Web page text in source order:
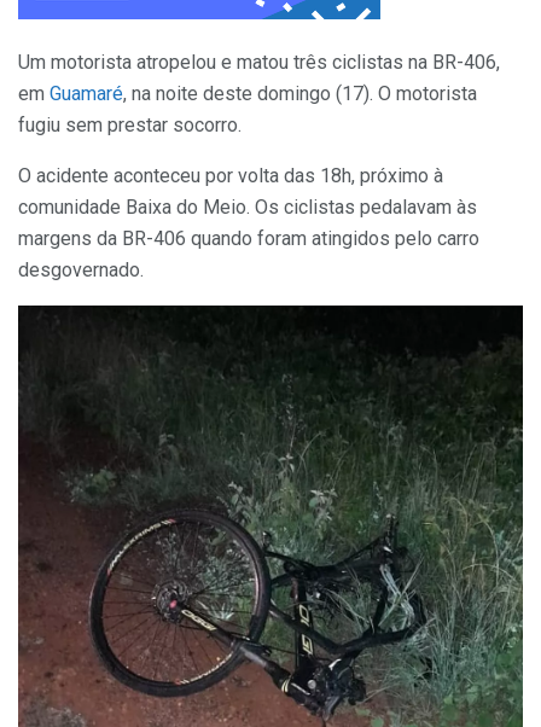
Um motorista atropelou e matou três ciclistas na BR-406,
em Guamaré, na noite deste domingo (17). O motorista
fugiu sem prestar socorro.
O acidente aconteceu por volta das 18h, próximo à
comunidade Baixa do Meio. Os ciclistas pedalavam às
margens da BR-406 quando foram atingidos pelo carro
desgovernado.